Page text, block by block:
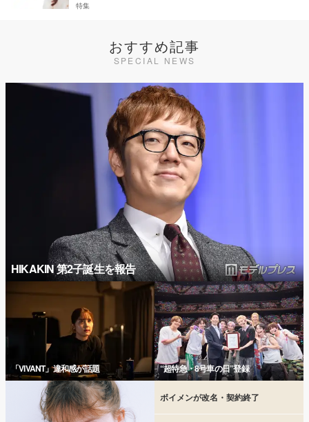
特集
おすすめ記事
SPECIAL NEWS
HIKAKIN 第2子誕生を報告
「VIVANT」違和感が話題 “超特急・8号車の日”登録
ボイメンが改名・契約終了